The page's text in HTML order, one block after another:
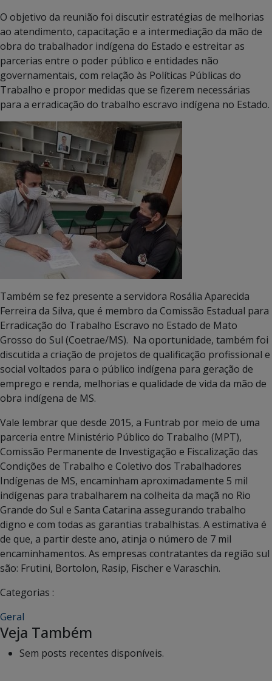
O objetivo da reunião foi discutir estratégias de melhorias
ao atendimento, capacitação e a intermediação da mão de
obra do trabalhador indígena do Estado e estreitar as
parcerias entre o poder público e entidades não
governamentais, com relação às Políticas Públicas do
Trabalho e propor medidas que se fizerem necessárias
para a erradicação do trabalho escravo indígena no Estado.
Também se fez presente a servidora Rosália Aparecida
Ferreira da Silva, que é membro da Comissão Estadual para
Erradicação do Trabalho Escravo no Estado de Mato
Grosso do Sul (Coetrae/MS). Na oportunidade, também foi
discutida a criação de projetos de qualificação profissional e
social voltados para o público indígena para geração de
emprego e renda, melhorias e qualidade de vida da mão de
obra indígena de MS.
Vale lembrar que desde 2015, a Funtrab por meio de uma
parceria entre Ministério Público do Trabalho (MPT),
Comissão Permanente de Investigação e Fiscalização das
Condições de Trabalho e Coletivo dos Trabalhadores
Indígenas de MS, encaminham aproximadamente 5 mil
indígenas para trabalharem na colheita da maçã no Rio
Grande do Sul e Santa Catarina assegurando trabalho
digno e com todas as garantias trabalhistas. A estimativa é
de que, a partir deste ano, atinja o número de 7 mil
encaminhamentos. As empresas contratantes da região sul
são: Frutini, Bortolon, Rasip, Fischer e Varaschin.
Categorias :
Geral
Veja Também
Sem posts recentes disponíveis.